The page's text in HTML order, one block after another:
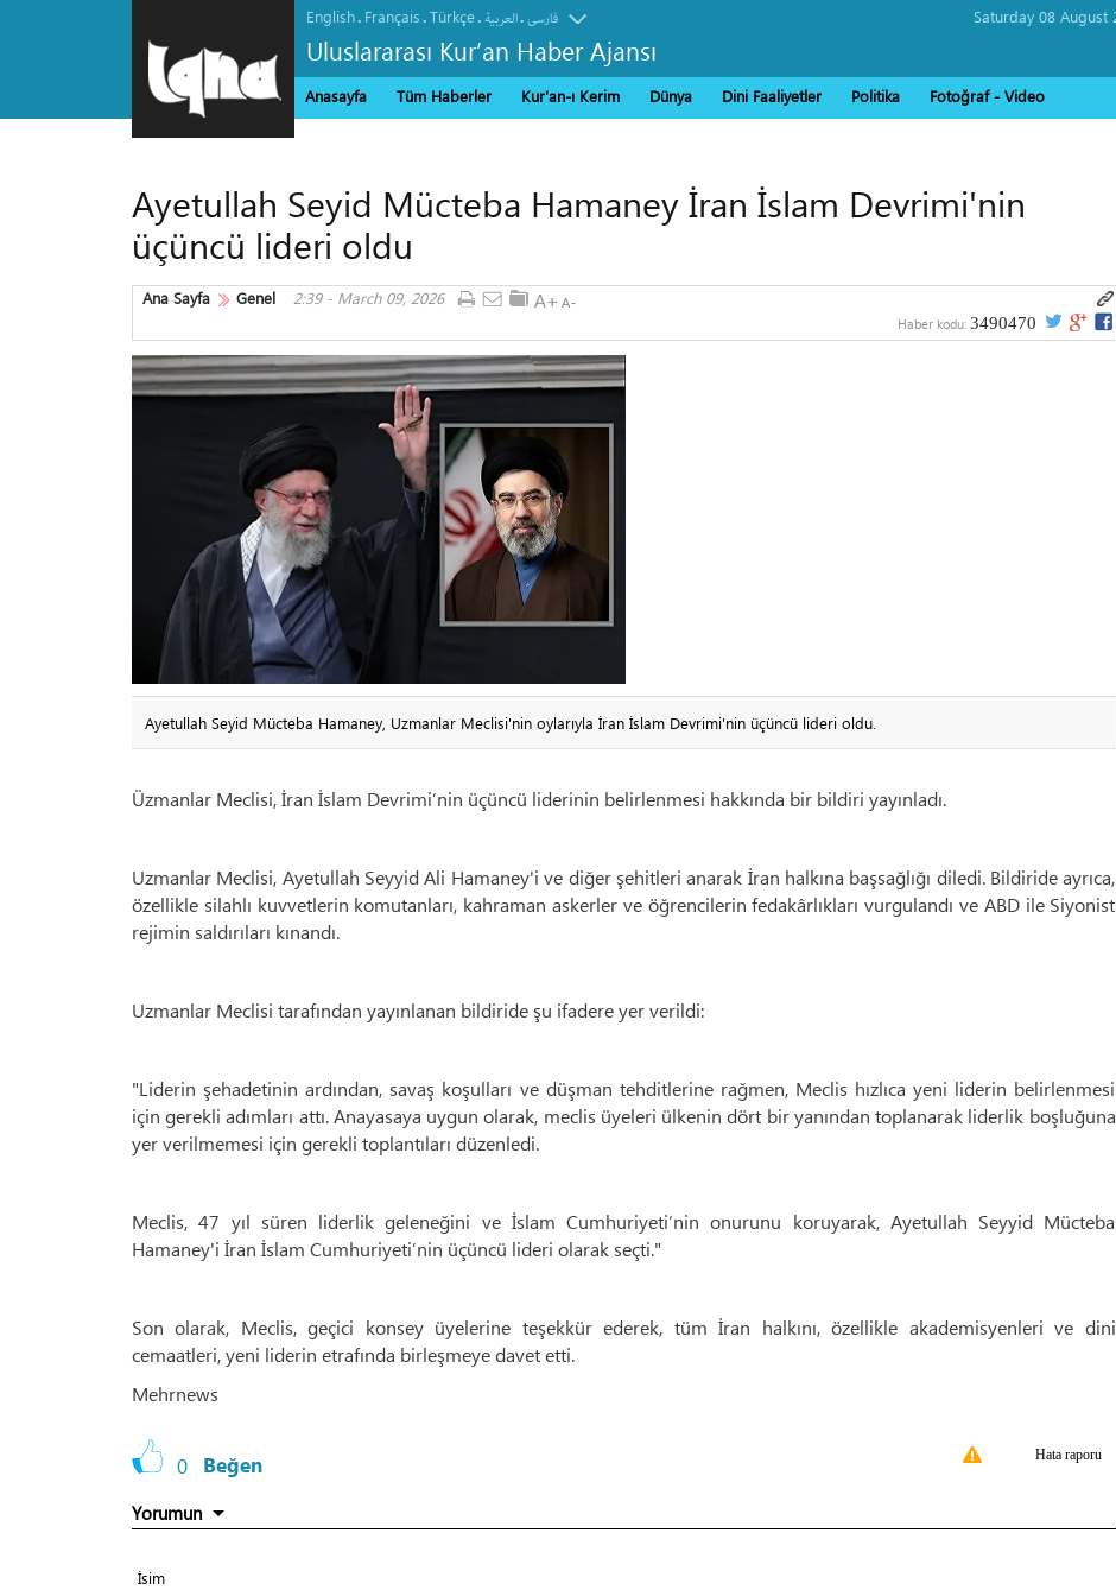
English. Français.Türkçe. العربیة.فارسی
Uluslararası Kur’an Haber Ajansı
Anasayfa Tüm Haberler Kur'an-ı Kerim Dünya Dini Faaliyetler Politika Fotoğraf - Video
Ayetullah Seyid Mücteba Hamaney İran İslam Devrimi'nin
üçüncü lideri oldu
Ana Sayfa Genel 2:39 - March 09, 2026
Haber kodu: 3490470
Ayetullah Seyid Mücteba Hamaney, Uzmanlar Meclisi'nin oylarıyla İran İslam Devrimi'nin üçüncü lideri oldu.
Üzmanlar Meclisi, İran İslam Devrimi’nin üçüncü liderinin belirlenmesi hakkında bir bildiri yayınladı.
Uzmanlar Meclisi, Ayetullah Seyyid Ali Hamaney'i ve diğer şehitleri anarak İran halkına başsağlığı diledi. Bildiride ayrıca,
özellikle silahlı kuvvetlerin komutanları, kahraman askerler ve öğrencilerin fedakârlıkları vurgulandı ve ABD ile Siyonist
rejimin saldırıları kınandı.
Uzmanlar Meclisi tarafından yayınlanan bildiride şu ifadere yer verildi:
"Liderin şehadetinin ardından, savaş koşulları ve düşman tehditlerine rağmen, Meclis hızlıca yeni liderin belirlenmesi
için gerekli adımları attı. Anayasaya uygun olarak, meclis üyeleri ülkenin dört bir yanından toplanarak liderlik boşluğuna
yer verilmemesi için gerekli toplantıları düzenledi.
Meclis, 47 yıl süren liderlik geleneğini ve İslam Cumhuriyeti’nin onurunu koruyarak, Ayetullah Seyyid Mücteba
Hamaney'i İran İslam Cumhuriyeti’nin üçüncü lideri olarak seçti."
Son olarak, Meclis, geçici konsey üyelerine teşekkür ederek, tüm İran halkını, özellikle akademisyenleri ve dini
cemaatleri, yeni liderin etrafında birleşmeye davet etti.
Mehrnews
0 Beğen Hata raporu
Yorumun
İsim